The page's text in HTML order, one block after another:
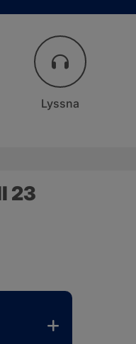
Lyssna
23